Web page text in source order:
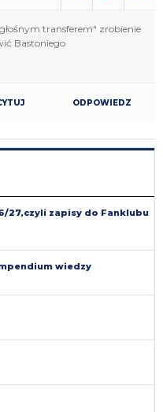
transferem" zrobienie
Bastoniego
ODPOWIEDZ
27,czyli zapisy do Fanklubu
wiedzy